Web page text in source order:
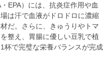
EPA）には、抗炎症作用や血
は汗で血液がドロドロに濃縮
だ。さらに、きゅうりやトマ
整え、胃腸に優しい豆乳で植
杯で完璧な栄養バランスが完成